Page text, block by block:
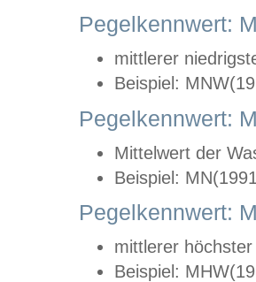
Pegelkennwert:
mittlerer
Beispiel:
Pegelkennwert:
Mittelwert der
Beispiel:
Pegelkennwert:
mittlerer
Beispiel: